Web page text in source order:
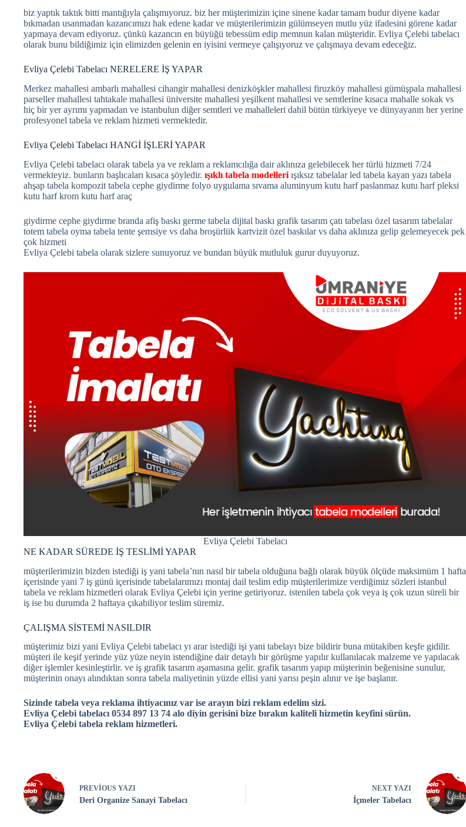
biz yaptık taktık bitti mantığıyla çalışmıyoruz. biz her müşterimizin içine sinene kadar tamam budur diyene kadar
bıkmadan usanmadan kazancımızı hak edene kadar ve müşterilerimizin gülümseyen mutlu yüz ifadesini görene kadar
yapmaya devam ediyoruz. çünkü kazancın en büyüğü tebessüm edip memnun kalan müşteridir. Evliya Çelebi tabelacı
olarak bunu bildiğimiz için elimizden gelenin en iyisini vermeye çalışıyoruz ve çalışmaya devam edeceğiz.
Evliya Çelebi Tabelacı NERELERE İŞ YAPAR
Merkez mahallesi ambarlı mahallesi cihangir mahallesi denizköşkler mahallesi firuzköy mahallesi gümüşpala mahallesi
parseller mahallesi tahtakale mahallesi üniversite mahallesi yeşilkent mahallesi ve semtlerine kısaca mahalle sokak vs
hiç bir yer ayrımı yapmadan ve istanbulun diğer semtleri ve mahalleleri dahil bütün türkiyeye ve dünyayanın her yerine
profesyonel tabela ve reklam hizmeti vermektedir.
Evliya Çelebi Tabelacı HANGİ İŞLERİ YAPAR
Evliya Çelebi tabelacı olarak tabela ya ve reklam a reklamcılığa dair aklınıza gelebilecek her türlü hizmeti 7/24
vermekteyiz. bunların başlıcaları kısaca şöyledir. ışıklı tabela modelleri ışıksız tabelalar led tabela kayan yazı tabela
ahşap tabela kompozit tabela cephe giydirme folyo uygulama sıvama aluminyum kutu harf paslanmaz kutu harf pleksi
kutu harf krom kutu harf araç
giydirme cephe giydirme branda afiş baskı germe tabela dijital baskı grafik tasarım çatı tabelası özel tasarım tabelalar
totem tabela oyma tabela tente şemsiye vs daha broşürlük kartvizit özel baskılar vs daha aklınıza gelip gelemeyecek pek
çok hizmeti
Evliya Çelebi tabela olarak sizlere sunuyoruz ve bundan büyük mutluluk gurur duyuyoruz.
Evliya Çelebi Tabelacı
NE KADAR SÜREDE İŞ TESLİMİ YAPAR
müşterilerimizin bizden istediği iş yani tabela’nın nasıl bir tabela olduğuna bağlı olarak büyük ölçüde maksimüm 1 hafta
içerisinde yani 7 iş günü içerisinde tabelalarımızı montaj dail teslim edip müşterilerimize verdiğimiz sözleri istanbul
tabela ve reklam hizmetleri olarak Evliya Çelebi için yerine getiriyoruz. istenilen tabela çok veya iş çok uzun süreli bir
iş ise bu durumda 2 haftaya çıkabiliyor teslim süremiz.
ÇALIŞMA SİSTEMİ NASILDIR
müşterimiz bizi yani Evliya Çelebi tabelacı yı arar istediği işi yani tabelayı bize bildirir buna mütakiben keşfe gidilir.
müşteri ile keşif yerinde yüz yüze neyin istendiğine dair detaylı bir görüşme yapılır kullanılacak malzeme ve yapılacak
diğer işlemler kesinleştirlir. ve iş grafik tasarım aşamasına gelir. grafik tasarım yapıp müşterinin beğenisine sunulur,
müşterinin onayı alındıktan sonra tabela maliyetinin yüzde ellisi yani yarısı peşin alınır ve işe başlanır.
Sizinde tabela veya reklama ihtiyacınız var ise arayın bizi reklam edelim sizi.
Evliya Çelebi tabelacı 0534 897 13 74 alo diyin gerisini bize bırakın kaliteli hizmetin keyfini sürün.
Evliya Çelebi tabela reklam hizmetleri.
PREVIOUS YAZI
Deri Organize Sanayi Tabelacı
NEXT YAZI
İçmeler Tabelacı